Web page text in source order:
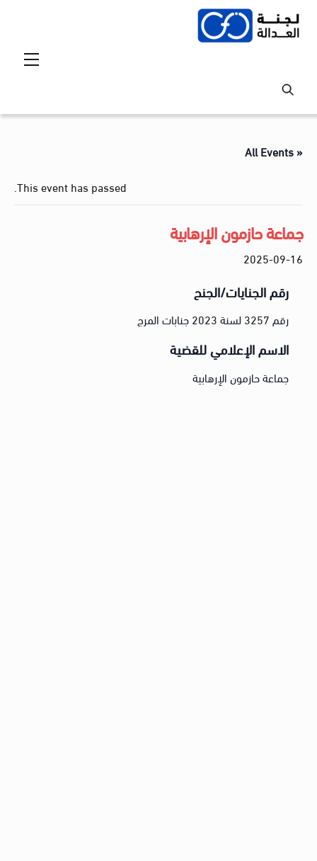
Skip
« All Events
This event has passed.
جماعة حازمون الإرهابية
2025-09-16
رقم الجنايات/الجنح
رقم 3257 لسنة 2023 جنابات المرج
الاسم الإعلامي للقضية
جماعة حازمون الإرهابية